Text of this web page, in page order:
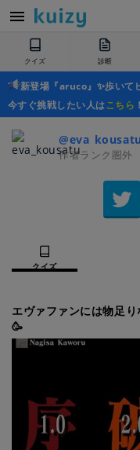
クイズ 診断
新登場『aruco』✨歩いて
今すぐ挑戦したい人はこちら ！
@eva_kousatu
作者ランク圏外
クイズ
エヴァファンには物足
🥳